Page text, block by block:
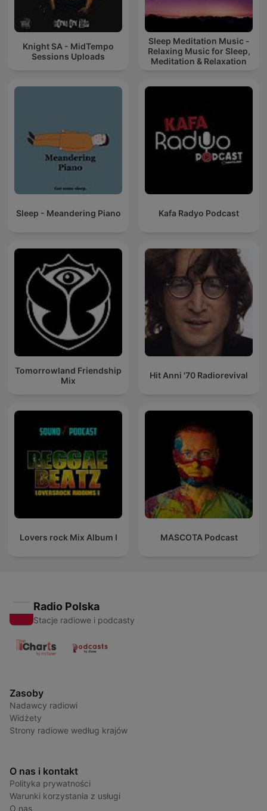
Knight SA - MidTempo
Sessions Uploads
Sleep Meditation Music -
Relaxing Music for Sleep,
Meditation & Relaxation
Sleep - Meandering Piano Kafa Radyo Podcast
Tomorrowland Friendship
Mix
Hit Anni '70 Radiorevival
Lovers rock Mix Album I MASCOTA Podcast
Radio Polska
Stacje radiowe i podcasty
Zasoby
Nadawcy radiowi
Widżety
Strony radiowe według krajów
O nas i kontakt
Polityka prywatności
Warunki korzystania z usługi
O nas